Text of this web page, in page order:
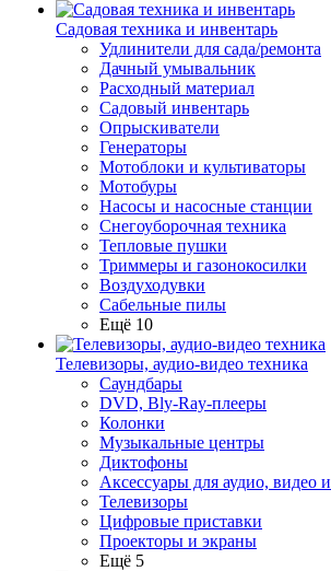
Садовая техника и инвентарь
Удлинители для сада/ремонта
Дачный умывальник
Расходный материал
Садовый инвентарь
Опрыскиватели
Генераторы
Мотоблоки и культиваторы
Мотобуры
Насосы и насосные станции
Снегоуборочная техника
Тепловые пушки
Триммеры и газонокосилки
Воздуходувки
Сабельные пилы
Ещё 10
Телевизоры, аудио-видео техника
Саундбары
DVD, Bly-Ray-плееры
Колонки
Музыкальные центры
Диктофоны
Аксессуары для аудио, видео
Телевизоры
Цифровые приставки
Проекторы и экраны
Ещё 5